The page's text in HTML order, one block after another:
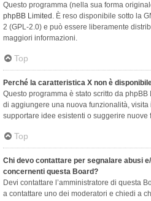
Questo programma (nella sua forma
phpBB Limited . È reso disponibile sotto la
2 (GPL-2.0) e può essere liberamente
maggiori informazioni.
Top
Perché la caratteristica X non è
Questo programma è stato scritto da
di aggiungere una nuova funzionalità, visita il
supportare idee esistenti o suggerire nuove
Top
Chi devo contattare per segnalare abusi
concernenti questa Board?
Devi contattare l’amministratore di questa
a contattare uno dei moderatori e chiedi a